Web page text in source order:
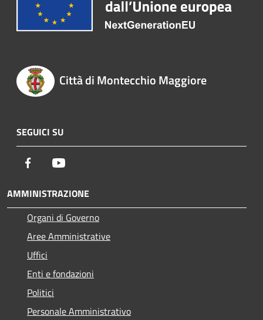
Città di Montecchio Maggiore
SEGUICI SU
Facebook
AMMINISTRAZIONE
Organi di Governo
Aree Amministrative
Uffici
Enti e fondazioni
Politici
Personale Amministrativo